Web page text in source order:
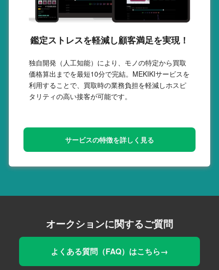
鑑定ストレスを軽減し顧客満足を実現！
独自開発（人工知能）により、モノの特定から買取
価格算出までを最短10分で完結。MEKIKIサービスを
利用することで、買取時の業務負担を軽減しホスピ
タリティの高い接客が可能です。
サービスの特徴を詳しく見る
オークションに関するご質問
よくある質問（FAQ）はこちら→